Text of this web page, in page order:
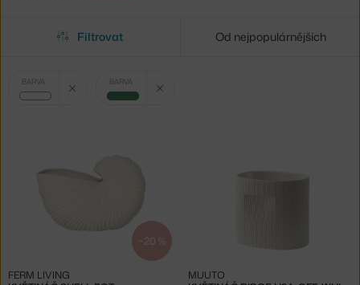
Filtrovat Od nejpopulárnějších
Vybrané
filtry:
BARVA
bílá
BARVA
zelená
−20 %
FERM LIVING MUUTO